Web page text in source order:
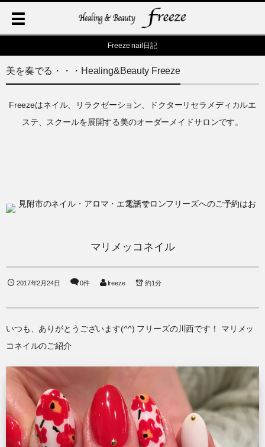
Freeze nail日記
美を奏でる・・・Healing&Beauty Freeze
Freezeはネイル、リラクゼーション、ドクターリセラメディカルエ
ステ、スクールを展開する美のオーダーメイドサロンです。
マリメッコネイル
2017年2月24日 0件 freeze 約1分
いつも、ありがとうございます(^^) フリーズの川西です！ マリメッ
コネイルのご紹介